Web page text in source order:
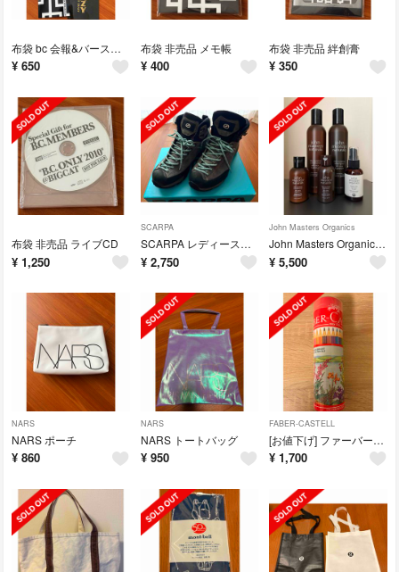
布袋 bc 会報&バースデーカードセット
¥ 650
布袋 非売品 メモ帳
¥ 400
布袋 非売品 絆創膏
¥ 350
布袋 非売品 ライブCD
¥ 1,250
SCARPA
SCARPA レディースハイキングシューズ 39サイズ
¥ 2,750
John Masters Organics
John Masters Organics C&G シャンプーほか
¥ 5,500
NARS
NARS ポーチ
¥ 860
NARS
NARS トートバッグ
¥ 950
FABER-CASTELL
[お値下げ] ファーバーカステル 色鉛筆 丸缶 36色セット
¥ 1,700